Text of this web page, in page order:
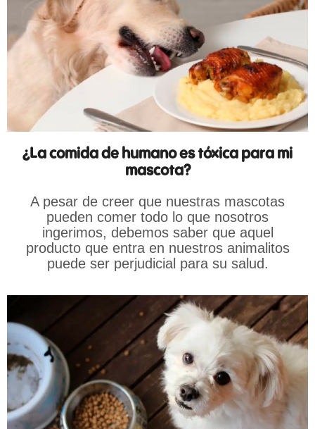
¿La comida de humano es tóxica para mi
mascota?
A pesar de creer que nuestras mascotas
pueden comer todo lo que nosotros
ingerimos, debemos saber que aquel
producto que entra en nuestros animalitos
puede ser perjudicial para su salud.